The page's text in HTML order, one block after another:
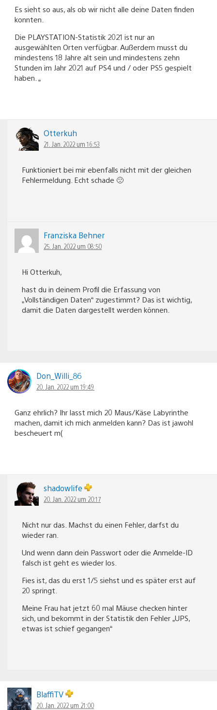
Es sieht so aus, als ob wir nicht alle deine Daten finden
konnten.
Die PLAYSTATION-Statistik 2021 ist nur an
ausgewählten Orten verfügbar. Außerdem musst du
mindestens 18 Jahre alt sein und mindestens zehn
Stunden im Jahr 2021 auf PS4 und / oder PS5 gespielt
haben. „
Otterkuh
21. Jan. 2022 um 16:53
Funktioniert bei mir ebenfalls nicht mit der gleichen
Fehlermeldung. Echt schade 🙁
Franziska Behner
25. Jan. 2022 um 08:50
Hi Otterkuh,
hast du in deinem Profil die Erfassung von
„Vollständigen Daten“ zugestimmt? Das ist wichtig,
damit die Daten dargestellt werden können.
Don_Willi_86
20. Jan. 2022 um 19:49
Ganz ehrlich? Ihr lasst mich 20 Maus/Käse Labyrinthe
machen, damit ich mich anmelden kann? Das ist jawohl
bescheuert m(
shadowlife
20. Jan. 2022 um 20:17
Nicht nur das. Machst du einen Fehler, darfst du
wieder ran.
Und wenn dann dein Passwort oder die Anmelde-ID
falsch ist geht es wieder los.
Fies ist, das du erst 1/5 siehst und es später erst auf
20 springt.
Meine Frau hat jetzt 60 mal Mäuse checken hinter
sich, und bekommt in der Statistik den Fehler „UPS,
etwas ist schief gegangen“
BlaffiTV
20. Jan. 2022 um 21:00